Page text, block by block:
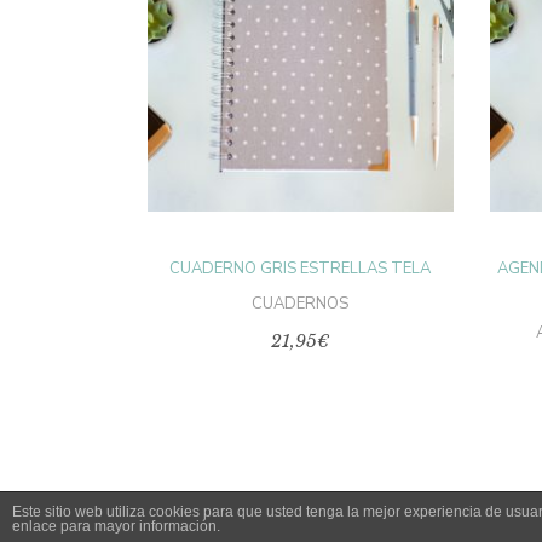
AÑADIR AL
CARRITO
CUADERNO GRIS ESTRELLAS TELA
CUADERNOS
21,95€
Este sitio web utiliza cookies para que usted tenga la mejor experiencia de
enlace para mayor información.